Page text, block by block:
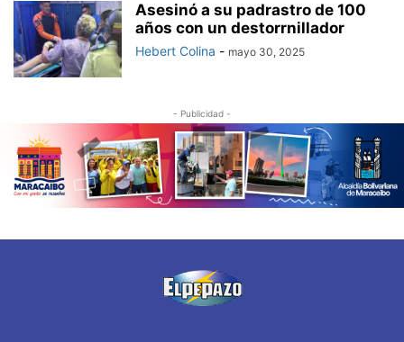
Asesinó a su padrastro de 100
años con un destorrnillador
Hebert Colina - mayo 30, 2025
- Publicidad -